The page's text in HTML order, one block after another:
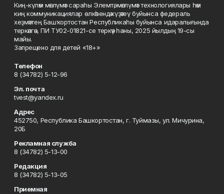
Киң-күләм мәғлүмәт сараһы Элемтә, мәғлүмәт технологиялары һәм
киң коммуникациялар өлкәһендә күҙәтеү буйынса федераль
хеҙмәттең Башҡортостан Республикаһы буйынса идаралығында
теркәлгән, ПИ ТУ02-01821-се теркәү һаны, 2025 йылдың 19-сы
майы.
Запрещено для детей «18+»
Телефон
8 (34782) 5-12-96
Эл. почта
tvest@yandex.ru
Адрес
452750, Республика Башкортостан, г. Туймазы, ул. Мичурина,
20Б
Рекламная служба
8 (34782) 5-13-00
Редакция
8 (34782) 5-13-05
Приемная